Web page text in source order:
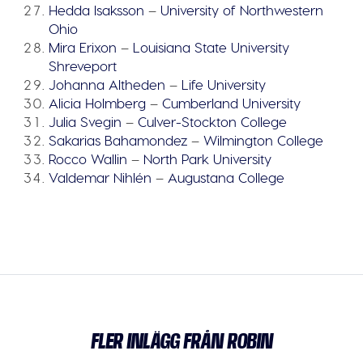
Hedda Isaksson – University of Northwestern
Ohio
Mira Erixon – Louisiana State University
Shreveport
Johanna Altheden – Life University
Alicia Holmberg –Cumberland University
Julia Svegin –Culver-Stockton College
Sakarias Bahamondez –Wilmington College
Rocco Wallin – North Park University
Valdemar Nihlén – Augustana College
FLER INLÄGG FRÅN ROBIN